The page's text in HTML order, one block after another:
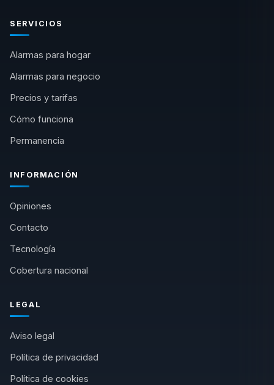
SERVICIOS
Alarmas para hogar
Alarmas para negocio
Precios y tarifas
Cómo funciona
Permanencia
INFORMACIÓN
Opiniones
Contacto
Tecnología
Cobertura nacional
LEGAL
Aviso legal
Política de privacidad
Política de cookies